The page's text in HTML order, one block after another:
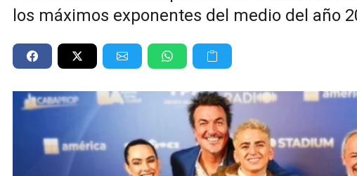
los máximos exponentes del medio del año